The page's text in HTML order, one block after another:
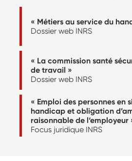
« Métiers au service du
Dossier web INRS
« La commission santé
de travail »
Dossier web INRS
« Emploi des personnes en
handicap et obligation
raisonnable de l‘employeur
Focus juridique INRS